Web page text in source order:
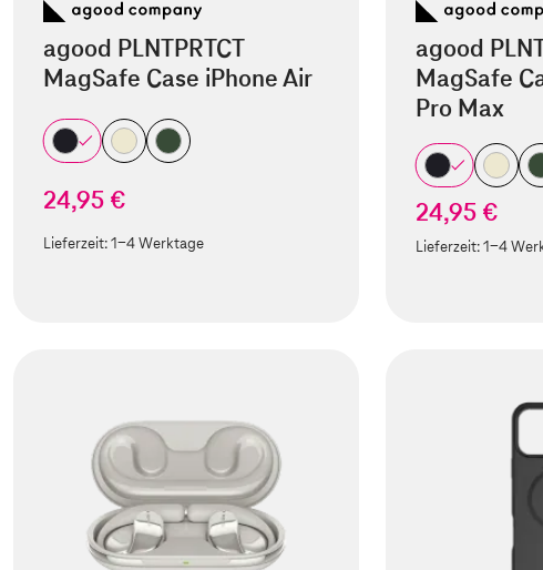
agood PLNTPRTCT
MagSafe Case iPhone Air
24,95 €
Lieferzeit:1-4 Werktage
agood
MagSafe
Pro Max
24,95 €
Lieferzeit:1-4